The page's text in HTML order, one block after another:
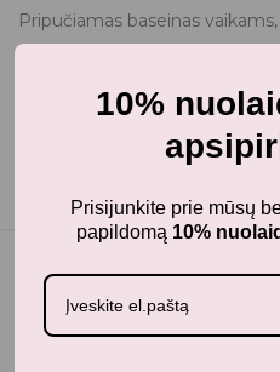
Pripučiamas baseinas
Medžiaga: 100% PVC
Jums taip
10%
Prisijunkite prie mūsų
papildomą 10%